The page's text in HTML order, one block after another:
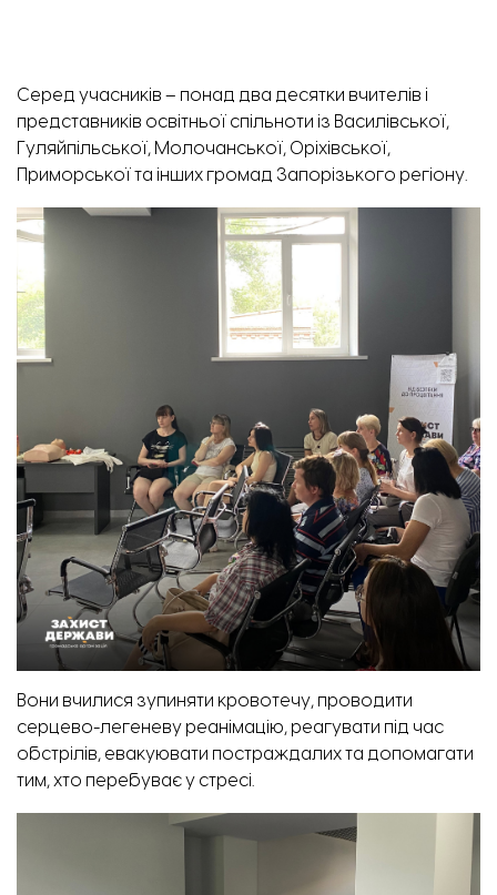
Серед учасників – понад два десятки вчителів і
представників освітньої спільноти із Василівської,
Гуляйпільської, Молочанської, Оріхівської,
Приморської та інших громад Запорізького регіону.
Вони вчилися зупиняти кровотечу, проводити
серцево-легеневу реанімацію, реагувати під час
обстрілів, евакуювати постраждалих та допомагати
тим, хто перебуває у стресі.